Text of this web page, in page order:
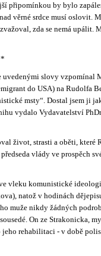
připomínkou by bylo
věrné srdce musí oslovit.
zda se nemá upálit.
uvedenými slovy vzpomínal
do USA) na Rudolfa
msty“. Dostal jsem ji
vydalo Vydavatelství
život, strasti a oběti, které
vlády ve prospěch
vleku komunistické
natož v hodinách
muže nikdy žádných
On ze Strakonicka, my
jeho rehabilitaci - v době